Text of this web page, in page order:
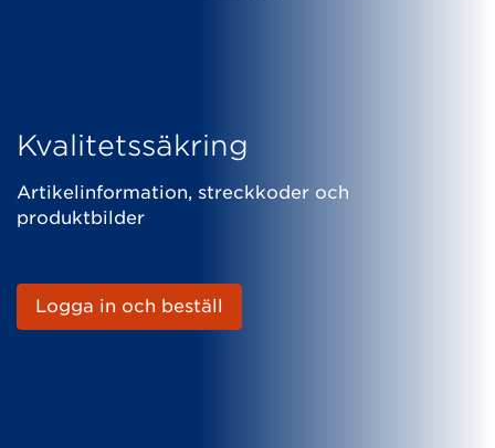
Kvalitetssäkring
Artikelinformation, streckkoder och
produktbilder
Logga in och beställ